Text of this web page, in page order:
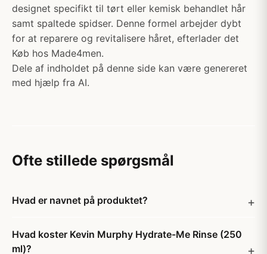
designet specifikt til tørt eller kemisk behandlet hår
samt spaltede spidser. Denne formel arbejder dybt
for at reparere og revitalisere håret, efterlader det
Køb hos Made4men.
Dele af indholdet på denne side kan være genereret
med hjælp fra AI.
Ofte stillede spørgsmål
Hvad er navnet på produktet?
Hvad koster Kevin Murphy Hydrate-Me Rinse (250
ml)?